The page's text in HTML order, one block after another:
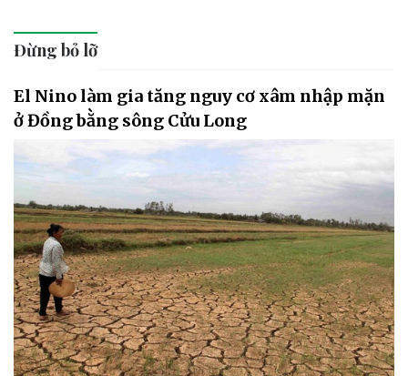
Đừng bỏ lỡ
El Nino làm gia tăng nguy cơ xâm nhập mặn
ở Đồng bằng sông Cửu Long